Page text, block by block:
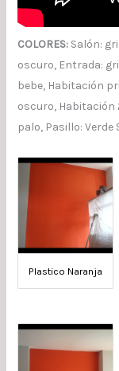
COLORES:Salón:
oscuro, Entrada:
bebe, Habitación
oscuro, Habitación
palo, Pasillo: Verde
Plastico Naranja